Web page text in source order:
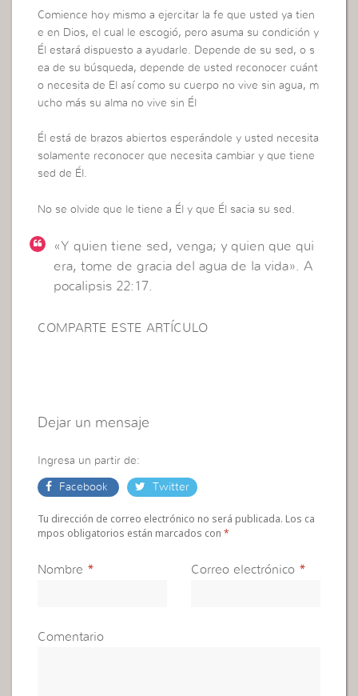
Comience hoy mismo a ejercitar la fe que usted ya tien
e en Dios, el cual le escogió, pero asuma su condición y
Él estará dispuesto a ayudarle. Depende de su sed, o s
ea de su búsqueda, depende de usted reconocer cuánt
o necesita de El así como su cuerpo no vive sin agua, m
ucho más su alma no vive sin Él
Él está de brazos abiertos esperándole y usted necesita
solamente reconocer que necesita cambiar y que tiene
sed de Él.
No se olvide que le tiene a Él y que Él sacia su sed.
«Y quien tiene sed, venga; y quien que qui
era, tome de gracia del agua de la vida». A
pocalipsis 22:17.
COMPARTE ESTE ARTÍCULO
Dejar un mensaje
Ingresa un partir de:
Facebook Twitter
Tu dirección de correo electrónico no será publicada. Los ca
mpos obligatorios están marcados con*
Nombre * Correo electrónico *
Comentario